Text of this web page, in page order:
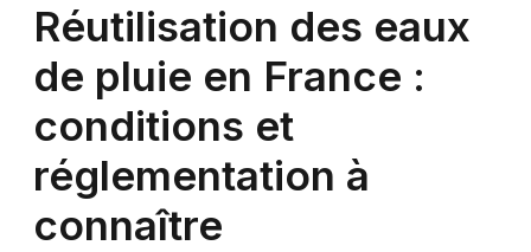
Réutilisation des eaux
de pluie en France :
conditions et
réglementation à
connaître